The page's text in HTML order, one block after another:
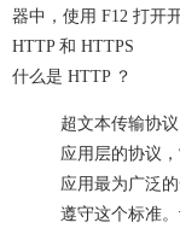
器中，使用 F12 打开
HTTP 和 HTTPS
什么是 HTTP ？
超文本传输协
应用层的协议
应用最为广泛
遵守这个标准